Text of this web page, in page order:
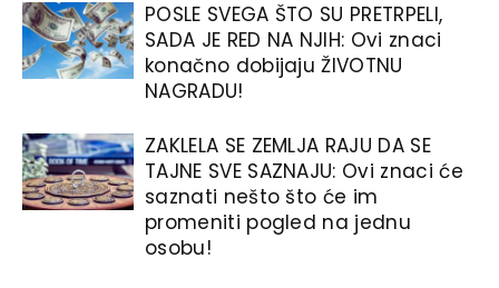
POSLE SVEGA ŠTO SU PRETRPELI,
SADA JE RED NA NJIH: Ovi znaci
konačno dobijaju ŽIVOTNU
NAGRADU!
ZAKLELA SE ZEMLJA RAJU DA SE
TAJNE SVE SAZNAJU: Ovi znaci će
saznati nešto što će im
promeniti pogled na jednu
osobu!